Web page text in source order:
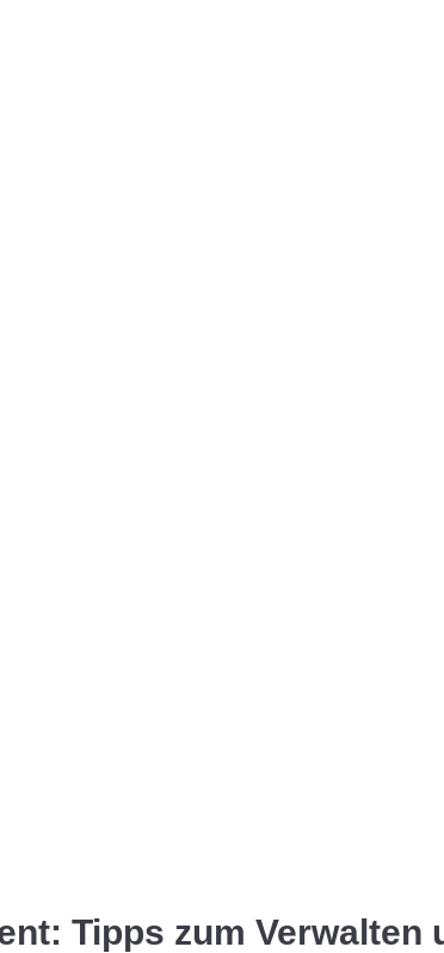
Tipps zum Verwalten